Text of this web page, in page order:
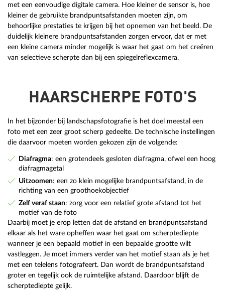
met een eenvoudige digitale camera. Hoe kleiner de sensor is, hoe
kleiner de gebruikte brandpuntsafstanden moeten zijn, om
behoorlijke prestaties te krijgen bij het opnemen van het beeld. De
duidelijk kleinere brandpuntsafstanden zorgen ervoor, dat er met
een kleine camera minder mogelijk is waar het gaat om het creëren
van selectieve scherpte dan bij een spiegelreflexcamera.
HAARSCHERPE FOTO'S
In het bijzonder bij landschapsfotografie is het doel meestal een
foto met een zeer groot scherp gedeelte. De technische instellingen
die daarvoor moeten worden gekozen zijn de volgende:
Diafragma: een grotendeels gesloten diafragma, ofwel een hoog
diafragmagetal
Uitzoomen: een zo klein mogelijke brandpuntsafstand, in de
richting van een groothoekobjectief
Zelf veraf staan: zorg voor een relatief grote afstand tot het
motief van de foto
Daarbij moet je erop letten dat de afstand en brandpuntsafstand
elkaar als het ware opheffen waar het gaat om scherptediepte
wanneer je een bepaald motief in een bepaalde grootte wilt
vastleggen. Je moet immers verder van het motief staan als je het
met een telelens fotografeert. Dan wordt de brandpuntsafstand
groter en tegelijk ook de ruimtelijke afstand. Daardoor blijft de
scherptediepte gelijk.